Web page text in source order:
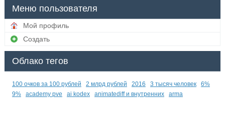
Меню пользователя
Мой профиль
Создать
Облако тегов
100 очков за 100 рублей 2 млрд рублей 2016 3 тысяч человек
6%
9%
academy pve ai kodex animatediff и внутренних arma